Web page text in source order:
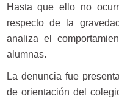
Hasta que ello no
respecto de la
analiza el
alumnas.
La denuncia fue
de orientación del